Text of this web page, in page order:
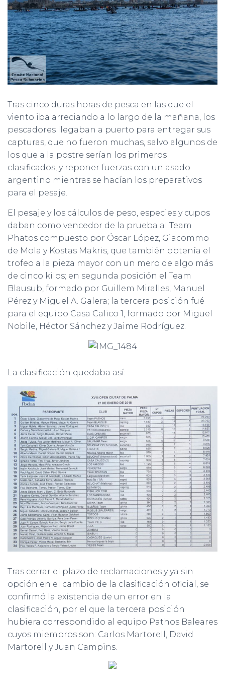
Tras cinco duras horas de pesca en las que el
viento iba arreciando a lo largo de la mañana, los
pescadores llegaban a puerto para entregar sus
capturas, que no fueron muchas, salvo algunos de
los que a la postre serían los primeros
clasificados, y reponer fuerzas con un asado
argentino mientras se hacían los preparativos
para el pesaje.
El pesaje y los cálculos de peso, especies y cupos
daban como vencedor de la prueba al Team
Phatos compuesto por Óscar López, Giacommo
de Mola y Kostas Makris, que también obtenía el
trofeo a la pieza mayor con un mero de algo más
de cinco kilos; en segunda posición el Team
Blausub, formado por Guillem Miralles, Manuel
Pérez y Miguel A. Galera; la tercera posición fué
para el equipo Casa Calico 1, formado por Miguel
Nobile, Héctor Sánchez y Jaime Rodríguez.
La clasificación quedaba así:
Tras cerrar el plazo de reclamaciones y ya sin
opción en el cambio de la clasificación oficial, se
confirmó la existencia de un error en la
clasificación, por el que la tercera posición
hubiera correspondido al equipo Pathos Baleares
cuyos miembros son: Carlos Martorell, David
Martorell y Juan Campins.